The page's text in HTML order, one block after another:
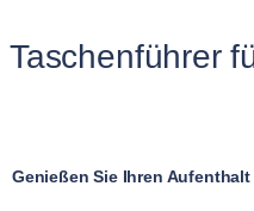
Taschenführer
Genießen Sie Ihren